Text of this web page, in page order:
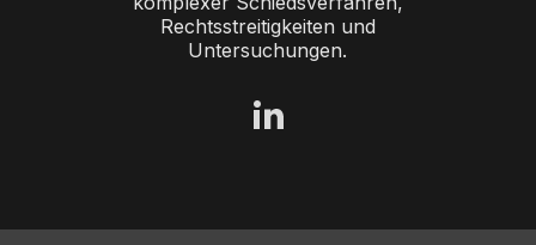
Rechtsstreitigkeiten und
Untersuchungen.